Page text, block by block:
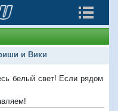
и Вики
белый свет! Если рядом